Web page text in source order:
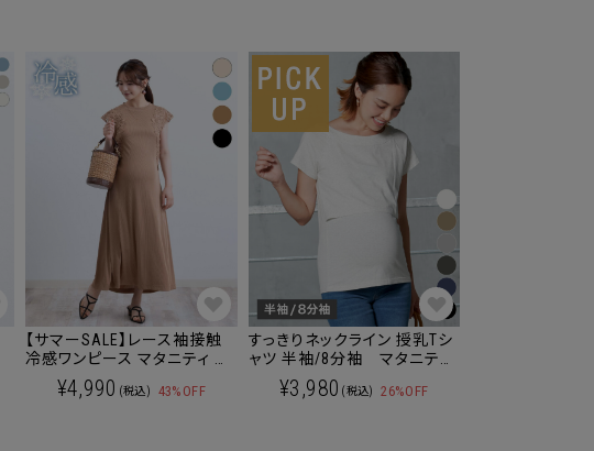
【サマーSALE】レース袖接触
冷感ワンピース マタニティ 授
乳服 産後も使える
¥4,990 (税込) 43%OFF
すっきりネックライン 授乳Tシ
ャツ 半袖/8分袖 マタニティ
授乳服 産後も使える[M便
6/6] 【メール便可】
¥3,980 (税込) 26%OFF